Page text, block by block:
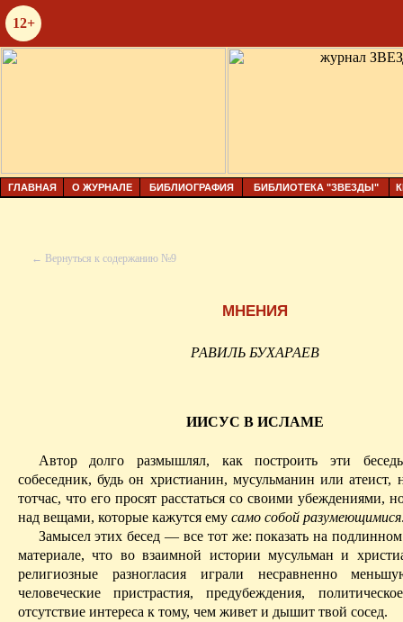
12+
ГЛАВНАЯ О ЖУРНАЛЕ БИБЛИОГРАФИЯ БИБЛИОТЕКА "ЗВЕЗДЫ"
← Вернуться к содержанию №9
МНЕНИЯ
РАВИЛЬ БУХАРАЕВ
ИИСУС В ИСЛАМЕ
Автор долго размышлял, как построить эти
собеседник, будь он христианин, мусульманин или атеист,
тотчас, что его просят расстаться со своими убеждениями,
над вещами, которые кажутся ему само собой разумеющимися
Замысел этих бесед — все тот же: показать на
материале, что во взаимной истории мусульман и
религиозные разногласия играли несравненно
человеческие пристрастия, предубеждения,
отсутствие интереса к тому, чем живет и дышит твой сосед.